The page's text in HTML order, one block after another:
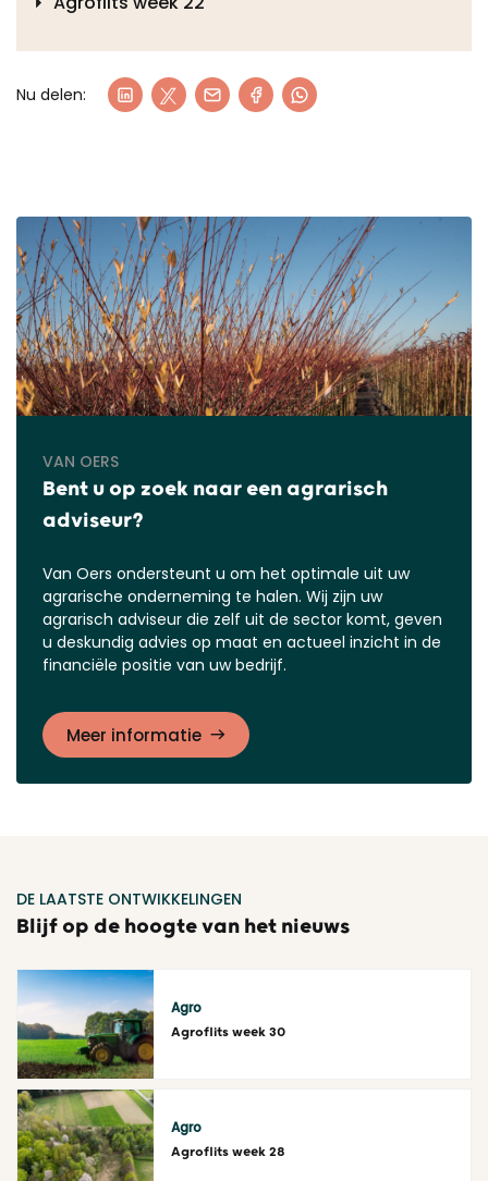
Nu delen:
VAN OERS
Bent u op zoek naar een agrarisch
adviseur?
Van Oers ondersteunt u om het optimale uit uw
agrarische onderneming te halen. Wij zijn uw
agrarisch adviseur die zelf uit de sector komt, geven
u deskundig advies op maat en actueel inzicht in de
financiële positie van uw bedrijf.
Meer informatie
DE LAATSTE ONTWIKKELINGEN
Blijf op de hoogte van het nieuws
Lees meer
Agro
Agroflits week 30
Agro
Agroflits week 28